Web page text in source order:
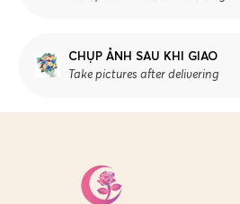
CHỤP ẢNH SAU KHI GIAO
Take pictures after delivering